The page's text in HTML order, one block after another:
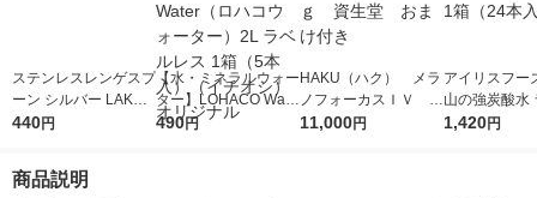
ステンレスレンゲスプ
ーン シルバー LAKOL
E/ラコレ
440円
【水・ミネラルウォー
ター】LOHACO Wate
r（ロハコウォータ
490円
HAKU（ハク） メラ
ノフォーカスＩＶ 4
5ｇ 資生堂 おまけ
11,000円
アイリスフー
山の強炭酸水
レス 500ml 1
1,420円
商品説明